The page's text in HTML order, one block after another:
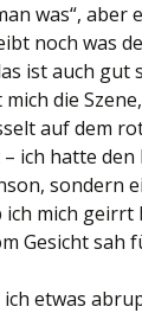
was“, aber
noch was
ist auch gut
die
auf dem
ich hatte den
sondern
mich geirrt
Gesicht sah
ich etwas